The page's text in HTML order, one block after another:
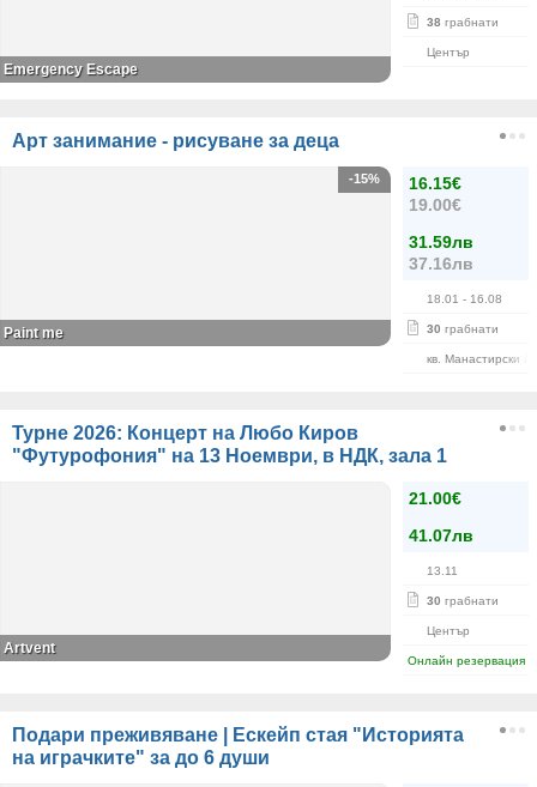
38 грабнати
Център
Emergency Escape
Арт занимание - рисуване за деца
16.15€
19.00€
31.59лв
37.16лв
18.01 - 16.08
30 грабнати
кв. Манастирски
-15%
Paint me
Турне 2026: Концерт на Любо Киров
"Футурофония" на 13 Ноември, в НДК, зала 1
21.00€
41.07лв
13.11
30 грабнати
Център
Онлайн резервация
Artvent
Подари преживяване | Ескейп стая "Историята
на играчките" за до 6 души